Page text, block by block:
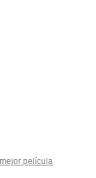
película